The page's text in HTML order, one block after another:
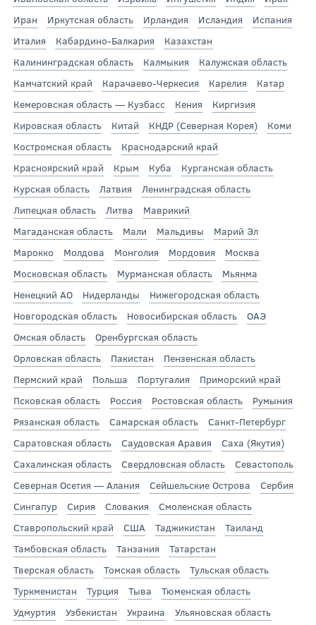
Иран
Иркутская область Ирландия Исландия
Испания
Италия
Кабардино-Балкария
Казахстан
Калининградская область
Калмыкия
Калужская область
Камчатский край
Карачаево-Черкесия Карелия
Катар
Кемеровская область — Кузбасс
Кения
Киргизия
Кировская область
Китай КНДР (Северная Корея)
Коми
Костромская область
Краснодарский край
Красноярский край
Крым Куба
Курганская область
Курская область
Латвия
Ленинградская область
Липецкая область
Литва
Маврикий
Магаданская область
Мали Мальдивы
Марий Эл
Марокко
Молдова Монголия Мордовия
Москва
Московская область
Мурманская область
Мьянма
Ненецкий АО
Нидерланды
Нижегородская область
Новгородская область
Новосибирская область
ОАЭ
Омская область
Оренбургская область
Орловская область
Пакистан
Пензенская область
Пермский край
Польша Португалия
Приморский край
Псковская область
Россия Ростовская область
Румыния
Рязанская область
Самарская область
Санкт-Петербург
Саратовская область
Саудовская Аравия
Саха (Якутия)
Сахалинская область
Свердловская область
Севастополь
Северная Осетия — Алания
Сейшельские Острова
Сербия
Сингапур
Сирия Словакия
Смоленская область
Ставропольский край
США Таджикистан
Таиланд
Тамбовская область
Танзания
Татарстан
Тверская область
Томская область
Тульская область
Туркменистан
Турция Тыва
Тюменская область
Удмуртия
Узбекистан Украина
Ульяновская область